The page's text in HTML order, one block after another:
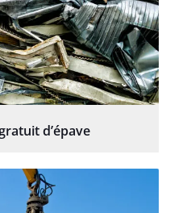
d’épave